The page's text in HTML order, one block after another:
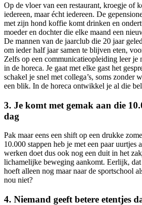
Op de vloer van een restaurant, kroegje of
iedereen, maar écht iedereen. De
met zijn hond koffie komt drinken en
moeder en dochter die elke maand een
De mannen van de jaarclub die 20 jaar
om ieder half jaar samen te blijven eten,
Zelfs op een communicatieopleiding leer je
in de horeca. Je gaat met elke gast het
schakel je snel met collega’s, soms zonder
een blik. In de horeca ontwikkel je al die
3. Je komt met gemak aan die
dag
Pak maar eens een shift op een drukke
10.000 stappen heb je met een paar uurtjes
werken doet dus ook nog een duit in het
lichamelijke beweging aankomt. Eerlijk,
hoeft alleen nog maar naar de sportschool
nou niet?
4. Niemand geeft betere etentjes